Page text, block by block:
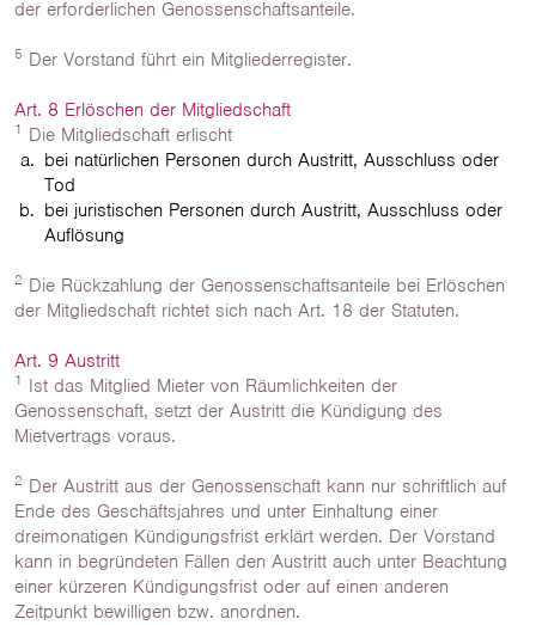
der erforderlichen Genossenschaftsanteile.
5 Der Vorstand führt ein Mitgliederregister.
Art. 8 Erlöschen der Mitgliedschaft
1 Die Mitgliedschaft erlischt
bei natürlichen Personen durch Austritt, Ausschluss oder
Tod
bei juristischen Personen durch Austritt, Ausschluss oder
Auflösung
2 Die Rückzahlung der Genossenschaftsanteile bei Erlöschen
der Mitgliedschaft richtet sich nach Art. 18 der Statuten.
Art. 9 Austritt
1 Ist das Mitglied Mieter von Räumlichkeiten der
Genossenschaft, setzt der Austritt die Kündigung des
Mietvertrags voraus.
2 Der Austritt aus der Genossenschaft kann nur schriftlich auf
Ende des Geschäftsjahres und unter Einhaltung einer
dreimonatigen Kündigungsfrist erklärt werden. Der Vorstand
kann in begründeten Fällen den Austritt auch unter Beachtung
einer kürzeren Kündigungsfrist oder auf einen anderen
Zeitpunkt bewilligen bzw. anordnen.